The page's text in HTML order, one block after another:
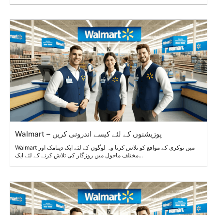
Walmart – پوزیشنوں کے لئے کیسے اندرونی کریں
Walmart میں نوکری کے مواقع کو تلاش کرنا وہ لوگوں کے لئے ایک دینامک اور
مختلف ماحول میں روزگار کی تلاش کرنے کے لئے ایک...